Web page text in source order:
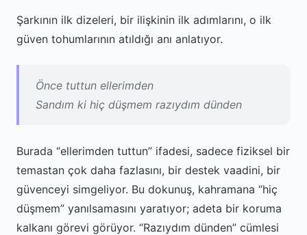
Şarkının ilk dizeleri, bir ilişkinin ilk adımlarını, o ilk
güven tohumlarının atıldığı anı anlatıyor.
Önce tuttun ellerimden
Sandım ki hiç düşmem razıydım dünden
Burada “ellerimden tuttun” ifadesi, sadece fiziksel bir
temastan çok daha fazlasını, bir destek vaadini, bir
güvenceyi simgeliyor. Bu dokunuş, kahramana “hiç
düşmem” yanılsamasını yaratıyor; adeta bir koruma
kalkanı görevi görüyor. “Razıydım dünden” cümlesi